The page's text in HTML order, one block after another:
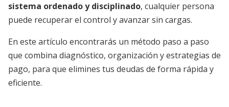
sistema ordenado y disciplinado, cualquier persona
puede recuperar el control y avanzar sin cargas.
En este artículo encontrarás un método paso a paso
que combina diagnóstico, organización y estrategias de
pago, para que elimines tus deudas de forma rápida y
eficiente.